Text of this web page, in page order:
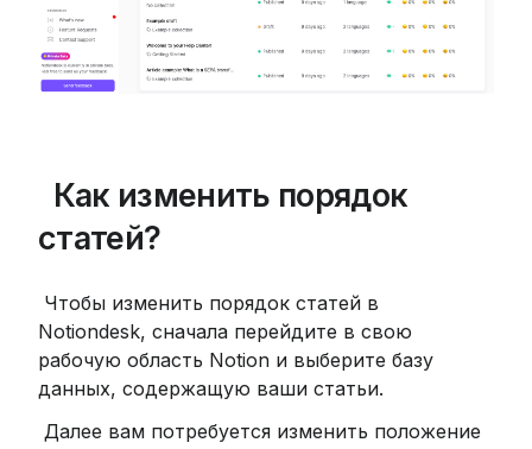
Как изменить порядок
статей?
Notiondesk, сначала перейдите в свою
рабочую область Notion и выберите базу
данных, содержащую ваши статьи.